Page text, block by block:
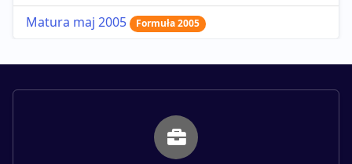
Matura maj 2005 Formuła 2005